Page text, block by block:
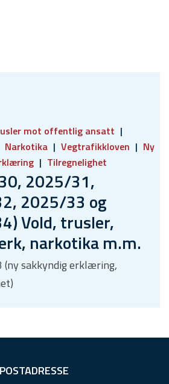
mot offentlig ansatt
Narkotika Vegtrafikkloven
Ny
Tilregnelighet
2025/31,
2025/33 og
Vold, trusler,
narkotika m.m.
(ny sakkyndig erklæring,
POSTADRESSE